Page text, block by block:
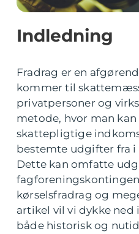
Indledning
Fradrag er en
kommer til
privatpersoner og
metode, hvor man
skattepligtige
bestemte udgifter fra i
Dette kan omfatte
kørselsfradrag og
artikel vil vi dykke ned
både historisk og